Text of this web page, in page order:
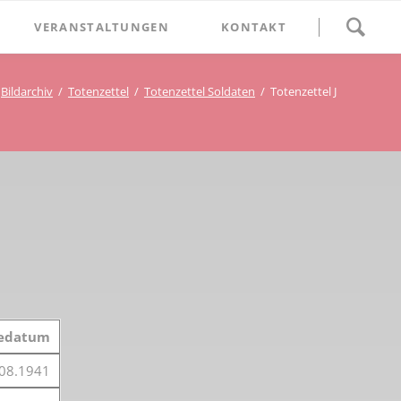
überspringen
VERANSTALTUNGEN KONTAKT
Bildarchiv Totenzettel Totenzettel Soldaten Totenzettel J